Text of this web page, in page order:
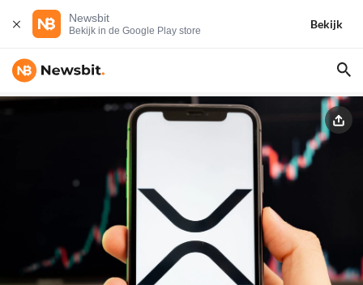
Newsbit
Bekijk in de Google Play store
Bekijk